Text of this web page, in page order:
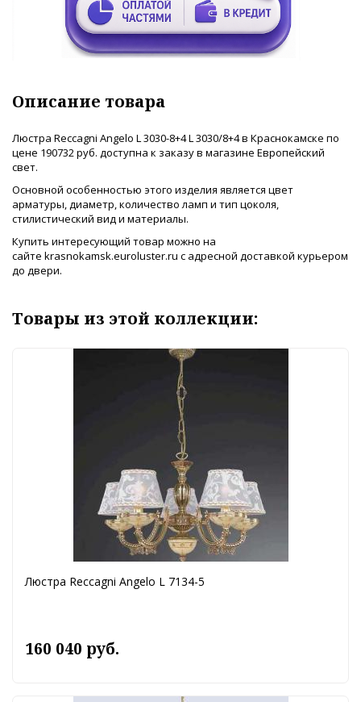
Описание товара
Люстра Reccagni Angelo L 3030-8+4 L 3030/8+4 в Краснокамске по
цене 190732 руб. доступна к заказу в магазине Европейский
свет.
Основной особенностью этого изделия является цвет
арматуры, диаметр, количество ламп и тип цоколя,
стилистический вид и материалы.
Купить интересующий товар можно на
сайте krasnokamsk.euroluster.ru с адресной доставкой курьером
до двери.
Товары из этой коллекции:
Люстра Reccagni Angelo L 7134-5
160 040 руб.